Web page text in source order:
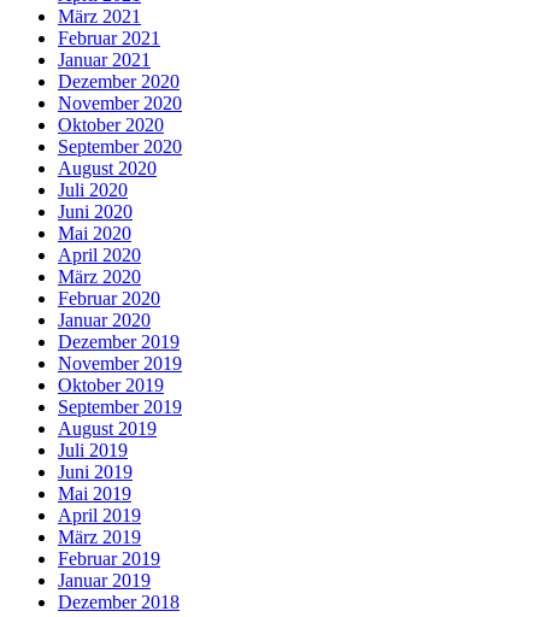
März 2021
Februar 2021
Januar 2021
Dezember 2020
November 2020
Oktober 2020
September 2020
August 2020
Juli 2020
Juni 2020
Mai 2020
April 2020
März 2020
Februar 2020
Januar 2020
Dezember 2019
November 2019
Oktober 2019
September 2019
August 2019
Juli 2019
Juni 2019
Mai 2019
April 2019
März 2019
Februar 2019
Januar 2019
Dezember 2018